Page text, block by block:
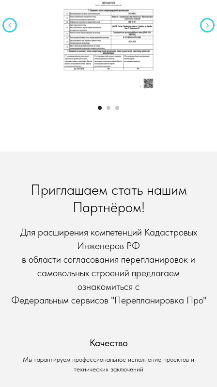
Приглашаем стать нашим
Партнёром!
Для расширения компетенций Кадастровых
Инженеров РФ
в области согласования перепланировок и
самовольных строений предлагаем
ознакомиться с
Федеральным сервисов "Перепланировка Про"
Качество
Мы гарантируем профессиональное исполнение проектов и
технических заключений